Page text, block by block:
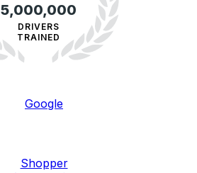
5,000,000
DRIVERS
TRAINED